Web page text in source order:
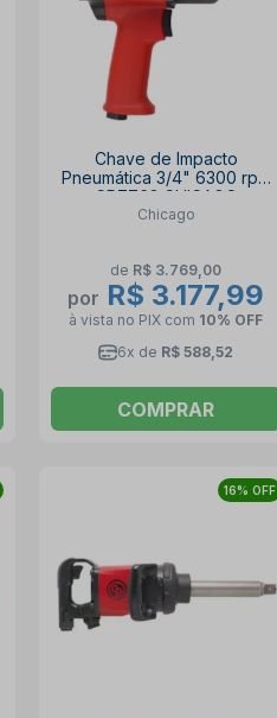
Chave de Impacto
Pneumática 3/4" 6300 rpm
CP7763 CHICAGO
Chicago
de R$ 3.769,00
por R$ 3.177,99
à vista no PIX com 10% OFF
6x de R$ 588,52
COMPRAR
16% OFF